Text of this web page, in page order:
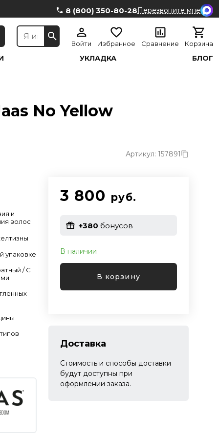
8 (800) 350-80-28Перезвоните мне
Войти Избранное Сравнение Корзина
УКЛАДКА БЛОГ
No Yellow
Артикул: 157891
и
волос
упаковке
/ С
3 800 руб.
+380 бонусов
В наличии
В корзину
Доставка
Стоимость и способы доставки
будут доступны при
оформлении заказа.